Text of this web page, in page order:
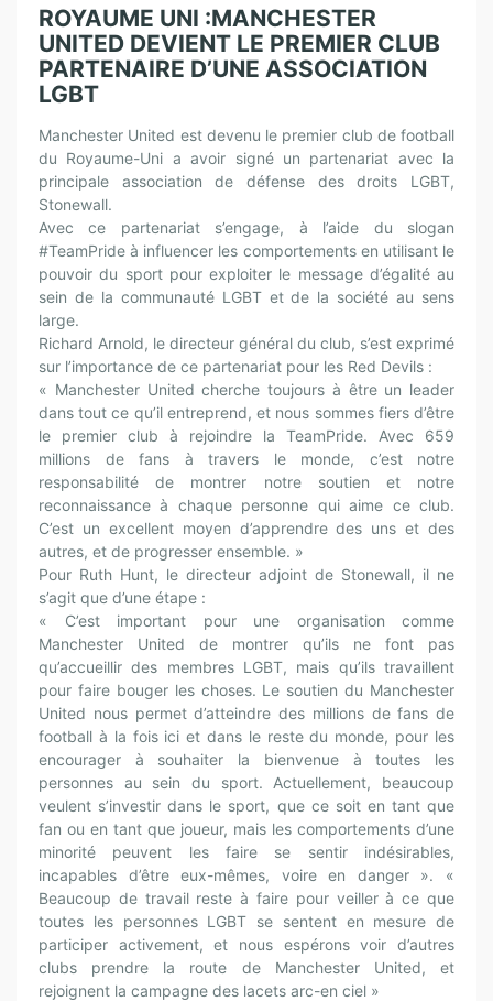
ROYAUME UNI :MANCHESTER
UNITED DEVIENT LE PREMIER CLUB
PARTENAIRE D’UNE ASSOCIATION
LGBT
Manchester United est devenu le premier club de football
du Royaume-Uni a avoir signé un partenariat avec la
principale association de défense des droits LGBT,
Stonewall.
Avec ce partenariat s’engage, à l’aide du slogan
#TeamPride à influencer les comportements en utilisant le
pouvoir du sport pour exploiter le message d’égalité au
sein de la communauté LGBT et de la société au sens
large.
Richard Arnold, le directeur général du club, s’est exprimé
sur l’importance de ce partenariat pour les Red Devils :
« Manchester United cherche toujours à être un leader
dans tout ce qu’il entreprend, et nous sommes fiers d’être
le premier club à rejoindre la TeamPride. Avec 659
millions de fans à travers le monde, c’est notre
responsabilité de montrer notre soutien et notre
reconnaissance à chaque personne qui aime ce club.
C’est un excellent moyen d’apprendre des uns et des
autres, et de progresser ensemble. »
Pour Ruth Hunt, le directeur adjoint de Stonewall, il ne
s’agit que d’une étape :
« C’est important pour une organisation comme
Manchester United de montrer qu’ils ne font pas
qu’accueillir des membres LGBT, mais qu’ils travaillent
pour faire bouger les choses. Le soutien du Manchester
United nous permet d’atteindre des millions de fans de
football à la fois ici et dans le reste du monde, pour les
encourager à souhaiter la bienvenue à toutes les
personnes au sein du sport. Actuellement, beaucoup
veulent s’investir dans le sport, que ce soit en tant que
fan ou en tant que joueur, mais les comportements d’une
minorité peuvent les faire se sentir indésirables,
incapables d’être eux-mêmes, voire en danger ». «
Beaucoup de travail reste à faire pour veiller à ce que
toutes les personnes LGBT se sentent en mesure de
participer activement, et nous espérons voir d’autres
clubs prendre la route de Manchester United, et
rejoignent la campagne des lacets arc-en ciel »